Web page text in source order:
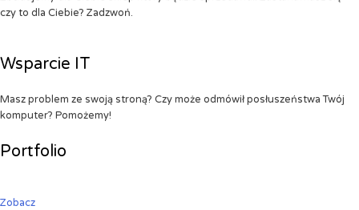
czy to dla Ciebie? Zadzwoń.
Wsparcie IT
Masz problem ze swoją stroną? Czy może odmówił posłuszeństwa Twój
komputer? Pomożemy!
Portfolio
Zobacz